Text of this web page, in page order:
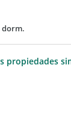
dorm.
propiedades